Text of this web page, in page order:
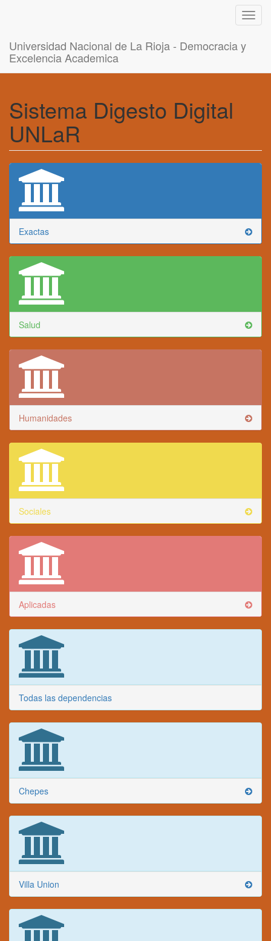
Universidad Nacional de La Rioja - Democracia y
Excelencia Academica
Sistema Digesto Digital
UNLaR
Exactas
Salud
Humanidades
Sociales
Aplicadas
Todas las dependencias
Chepes
Villa Union